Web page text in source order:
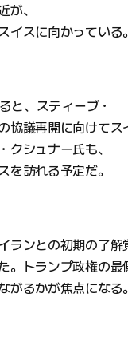
が、
イスに向かっている。
と、スティーブ・
議再開に向けてス
クシュナー氏も、
を訪れる予定だ。
ンとの初期の了解
トランプ政権の最
がるかが焦点になる。